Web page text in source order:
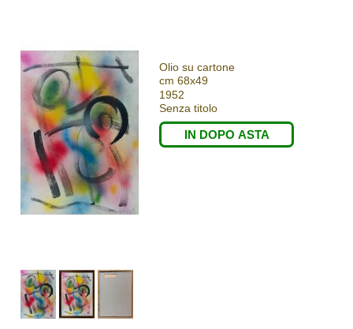
Olio su cartone
cm 68x49
1952
Senza titolo
IN DOPO ASTA